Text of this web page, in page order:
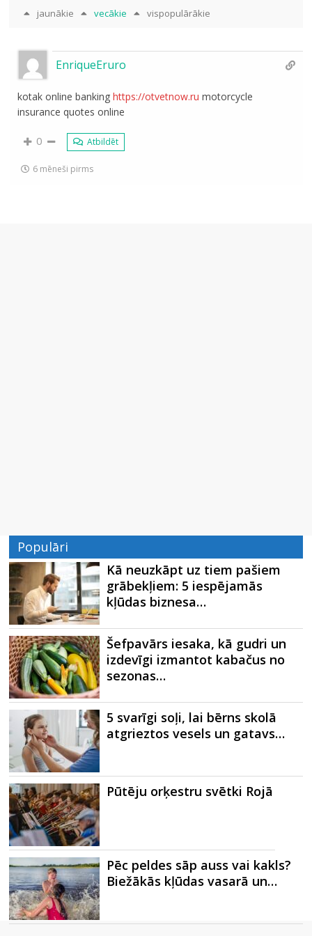
jaunākie vecākie vispopulārākie
EnriqueEruro
kotak online bankinghttps://otvetnow.ru motorcycle
insurance quotes online
0 Atbildēt
6 mēneši pirms
Populāri
Kā neuzkāpt uz tiem pašiem
grābekļiem: 5 iespējamās
kļūdas biznesa…
Šefpavārs iesaka, kā gudri un
izdevīgi izmantot kabačus no
sezonas…
5 svarīgi soļi, lai bērns skolā
atgrieztos vesels un gatavs…
Pūtēju orķestru svētki Rojā
Pēc peldes sāp auss vai kakls?
Biežākās kļūdas vasarā un…